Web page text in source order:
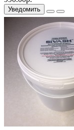
Уведомить